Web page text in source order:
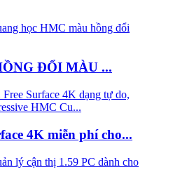
ĐỔI MÀU ...
4K miễn phí cho...